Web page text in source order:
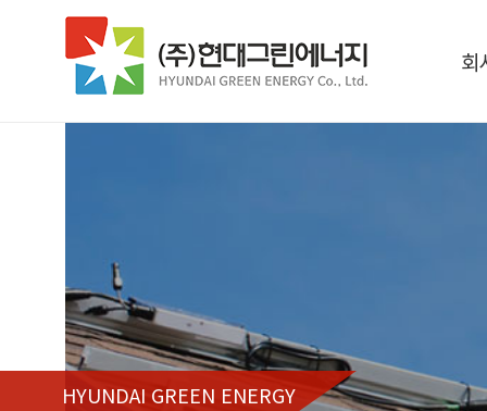
회
HYUNDAI GREEN ENERGY